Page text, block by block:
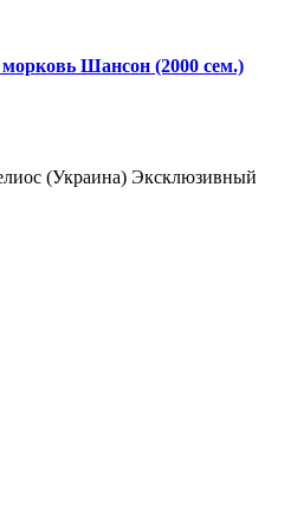
Шансон (2000 сем.)
(Украина) Эксклюзивный